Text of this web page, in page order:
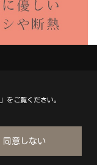
」をご覧ください。
同意しない